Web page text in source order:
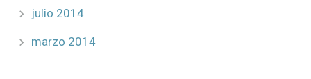
julio 2014
marzo 2014